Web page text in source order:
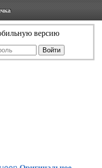
версию